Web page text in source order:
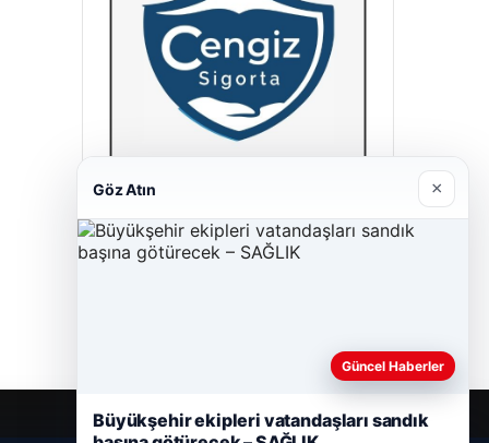
Cengiz Sigorta
23/06/2026
Göz Atın ×
Güncel Haberler
Büyükşehir ekipleri vatandaşları sandık